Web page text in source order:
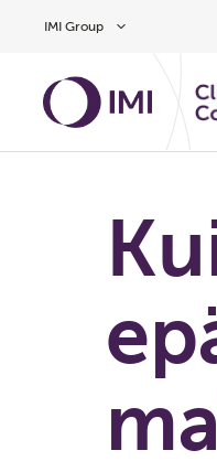
IMI Group